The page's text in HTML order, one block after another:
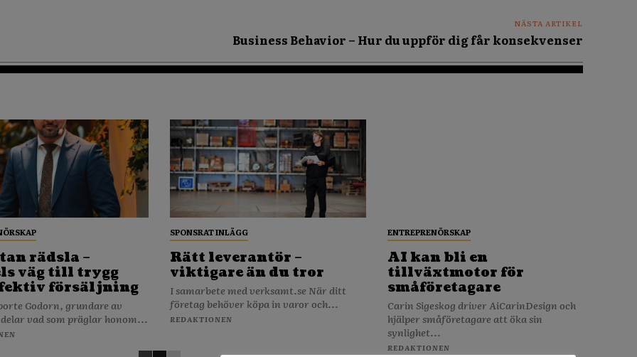
NÄSTA ARTIKEL
Business Behavior – Hur du uppför dig får konsekvenser
rädsla –
väg till trygg
försäljning
Godorn, grundare av
vad som präglar honom...
SPONSRAT INLÄGG
Rätt leverantör –
viktigare än du tror
I samarbete med verksamt.se När ditt
företag behöver köpa in varor och...
REDAKTIONEN
ENTREPRENÖRSKAP
AI kan bli en
tillväxtmotor för
småföretagare
Carin Sigeskog driver AiCarinDesign och
hjälper småföretagare att öka sin
synlighet...
REDAKTIONEN